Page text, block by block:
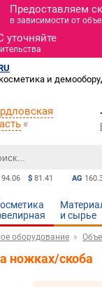
Предоставляем
в зависимости от
и
AG
94.06 $ 81.41
и cырье
оборудование
ножках/скоба